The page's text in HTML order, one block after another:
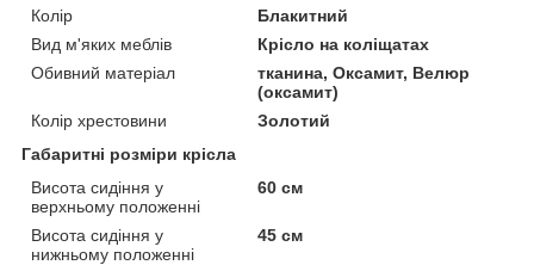
Колір
Блакитний
Вид м'яких меблів
Крісло на коліщатах
Обивний матеріал
тканина, Оксамит, Велюр
(оксамит)
Колір хрестовини
Золотий
Габаритні розміри крісла
Висота сидіння у
верхньому положенні
60 см
Висота сидіння у
нижньому положенні
45 см